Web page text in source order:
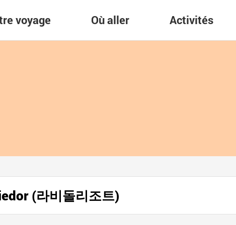
voyage Où aller Activités
(라비돌리조트)